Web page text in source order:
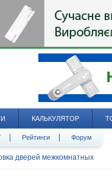
КАЛЬКУЛЯТОР
Рейтинги Форум
дверей межкомнатных